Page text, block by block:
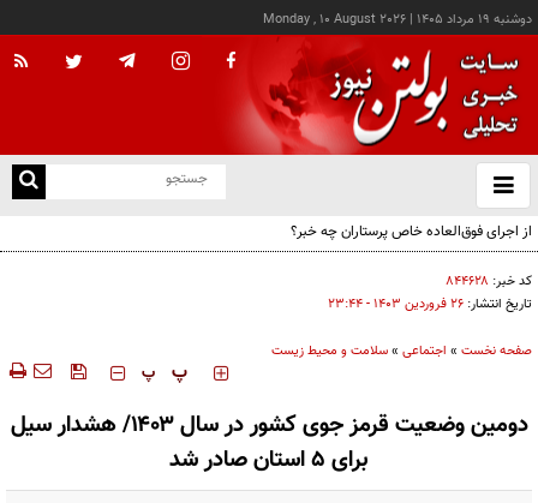
دوشنبه ۱۹ مرداد ۱۴۰۵ |
Monday , 10 August 2026
باز
و
کد خبر: ۸۴۴۶۲۸
تاریخ انتشار: ۲۶ فروردين ۱۴۰۳ - ۲۳:۴۴
صفحه نخست » اجتماعی »سلامت و محیط زیست
‍‍‍ پ پ
دومین وضعیت قرمز جوی کشور در سال ۱۴۰۳/ هشدار سیل
برای ۵ استان صادر شد